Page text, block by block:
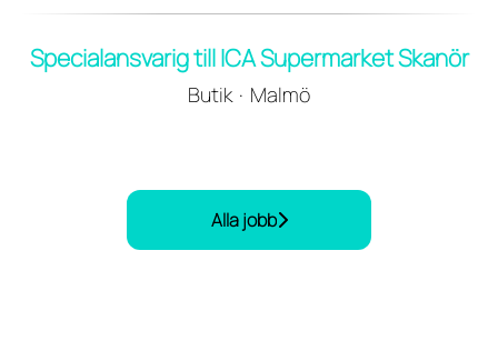
Specialansvarig till ICA Supermarket Skanör
Butik · Malmö
Alla jobb